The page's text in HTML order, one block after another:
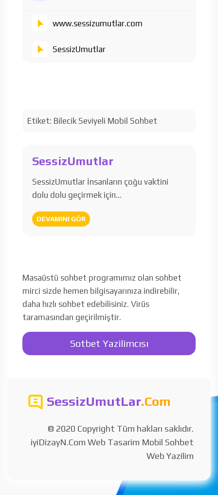
www.sessizumutlar.com
SessizUmutlar
Etiket: Bilecik Seviyeli Mobil Sohbet
SessizUmutlar
SessizUmutlar İnsanların çoğu vaktini
dolu dolu geçirmek için…
DEVAMINI GÖR
Masaüstü sohbet programımız olan sohbet
mirci sizde hemen bilgisayarınıza indirebilir,
daha hızlı sohbet edebilisiniz. Virüs
taramasından geçirilmiştir.
Sotbet Yazilimcısı
SessizUmutLar.Com
© 2020 Copyright Tüm hakları saklıdır.
iyiDizayN.Com Web Tasarim Mobil Sohbet
Web Yazilim